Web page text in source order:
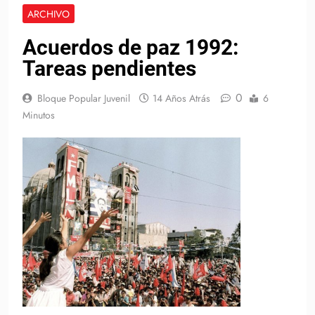
ARCHIVO
Acuerdos de paz 1992:
Tareas pendientes
Bloque Popular Juvenil 14 Años Atrás 0
6
Minutos